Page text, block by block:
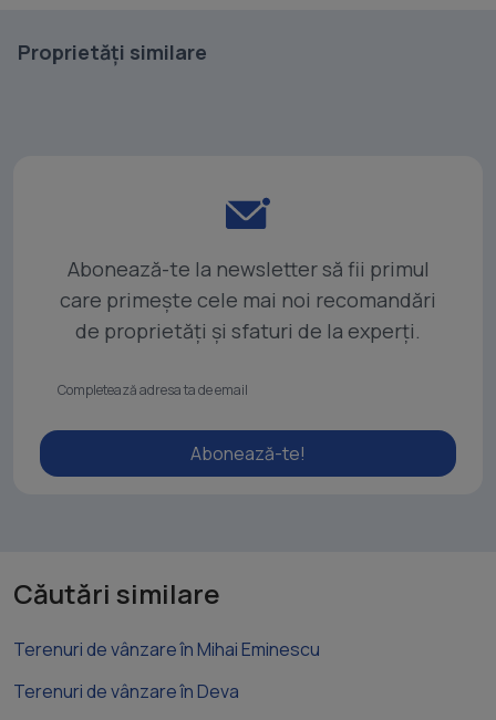
Proprietăți similare
Abonează-te la newsletter să fii primul
care primește cele mai noi recomandări
de proprietăți și sfaturi de la experți.
Abonează-te!
Căutări similare
Terenuri de vânzare în Mihai Eminescu
Terenuri de vânzare în Deva